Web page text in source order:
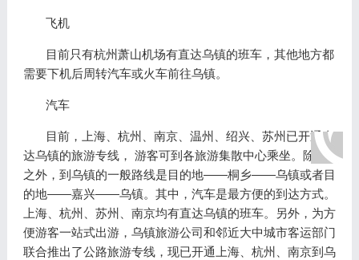
飞机
目前只有杭州萧山机场有直达乌镇的班车，其他地方都
需要下机后周转汽车或火车前往乌镇。
汽车
目前，上海、杭州、南京、温州、绍兴、苏州已开通直
达乌镇的旅游专线， 游客可到各旅游集散中心乘坐。除此
之外，到乌镇的一般路线是目的地——桐乡——乌镇或者目
的地——嘉兴——乌镇。其中，汽车是最方便的到达方式。
上海、杭州、苏州、南京均有直达乌镇的班车。另外，为方
便游客一站式出游，乌镇旅游公司和邻近大中城市客运部门
联合推出了公路旅游专线，现已开通上海、杭州、南京到乌